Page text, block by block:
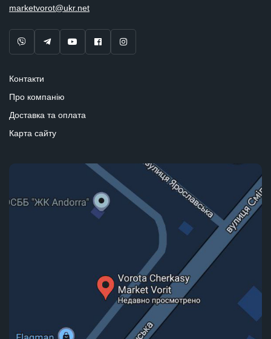
marketvorot@ukr.net
Контакти
Про компанію
Доставка та оплата
Карта сайту